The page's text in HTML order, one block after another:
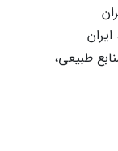
طبیعی،